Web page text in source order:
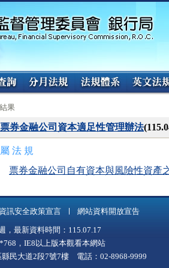
果
票券金融公司資本適足性管理辦法
法 規
票券金融公司自有資本與風險性資產
資訊安全政策宣言 網站資料開放宣告
，最新資料時間：115.07.17
，IE8以上版本觀看本網站
縣民大道2段7號7樓 電話：02-8968-9999